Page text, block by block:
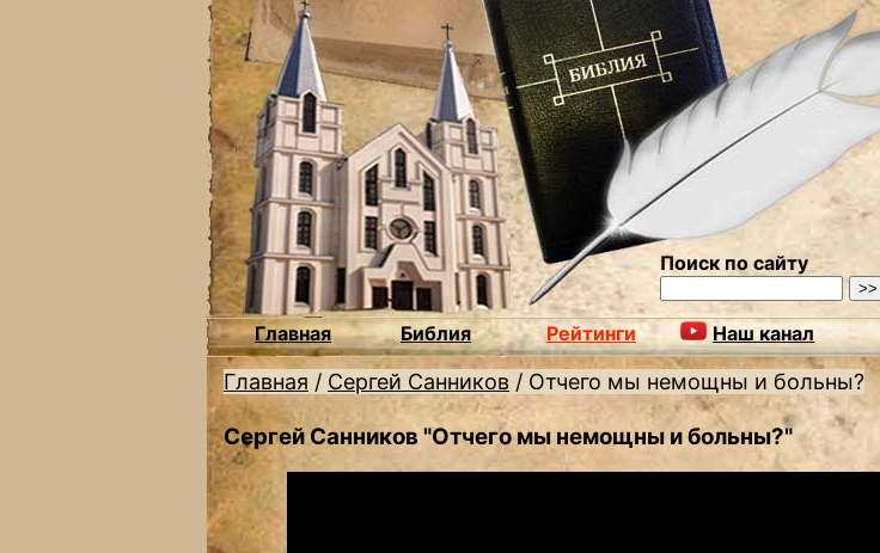
Поиск по сайту
Главная Библия Рейтинги Наш канал
Главная / Сергей Санников / Отчего мы немощны и больны?
Сергей Санников "Отчего мы немощны и больны?"